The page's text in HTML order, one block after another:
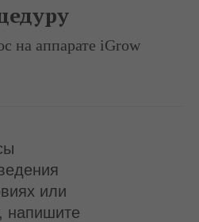
на аппарате iGrow
или
напишите